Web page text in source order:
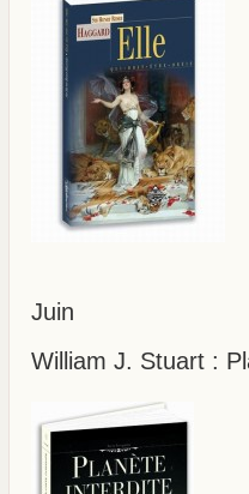
Juin
William J. Stuart :